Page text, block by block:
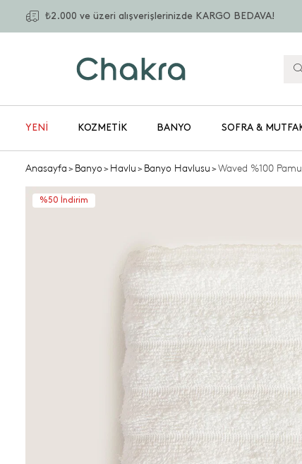
₺2.000 ve üzeri alışverişlerinizde KARGO BEDAVA!
YENİ KOZMETIK BANYO SOFRA &
Anasayfa>Banyo>Havlu>Banyo Havlusu>Waved %100
%50 İndirim